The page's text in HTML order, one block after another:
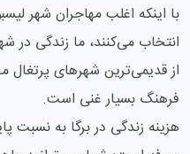
با اینکه اغلب مهاجران شهر
انتخاب می‌کنند، ما زندگی در
از قدیمی‌ترین شهرهای
فرهنگ بسیار غنی است.
هزینه زندگی در برگا به نسبت